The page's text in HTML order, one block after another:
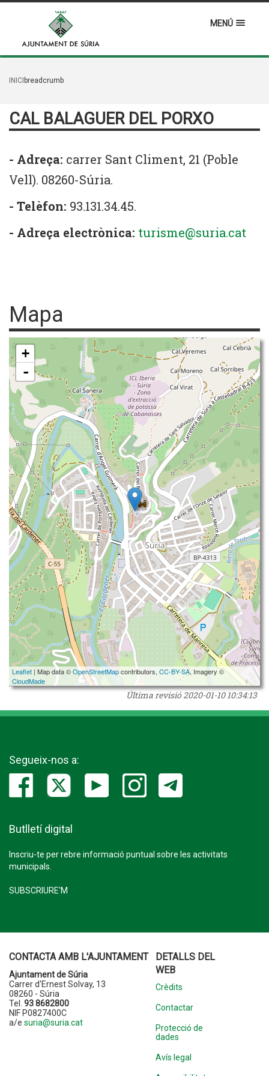
MENÚ
INICI breadcrumb
CAL BALAGUER DEL PORXO
- Adreça: carrer Sant Climent, 21 (Poble
Vell). 08260-Súria.
- Telèfon: 93.131.34.45.
- Adreça electrònica: turisme@suria.cat
Mapa
+
-
Leaflet | Map data ©OpenStreetMapcontributors, CC-BY-SA, Imagery ©
CloudMade
Última revisió2020-01-10 10:34:13
Segueix-nos a:
Butlletí digital
Inscriu-te per rebre informació puntual sobre les activitats
municipals.
SUBSCRIURE'M
CONTACTA AMB L'AJUNTAMENT
Ajuntament de Súria
Carrer d'Ernest Solvay, 13
08260 - Súria
Tel. 93 8682800
NIF P0827400C
a/e suria@suria.cat
DETALLS DEL
WEB
Crèdits
Contactar
Protecció de
dades
Avís legal